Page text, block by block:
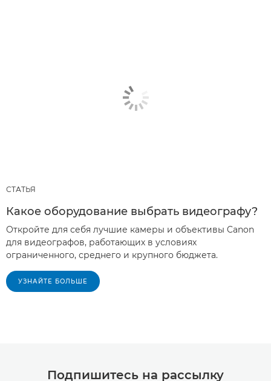
СТАТЬЯ
Какое оборудование выбрать видеографу?
Откройте для себя лучшие камеры и объективы Canon
для видеографов, работающих в условиях
ограниченного, среднего и крупного бюджета.
УЗНАЙТЕ БОЛЬШЕ
Подпишитесь на рассылку